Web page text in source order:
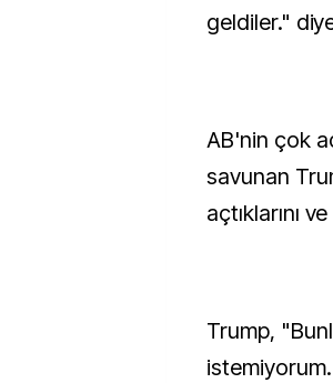
geldiler."
AB'nin çok
savunan
açtıklarını
Trump,